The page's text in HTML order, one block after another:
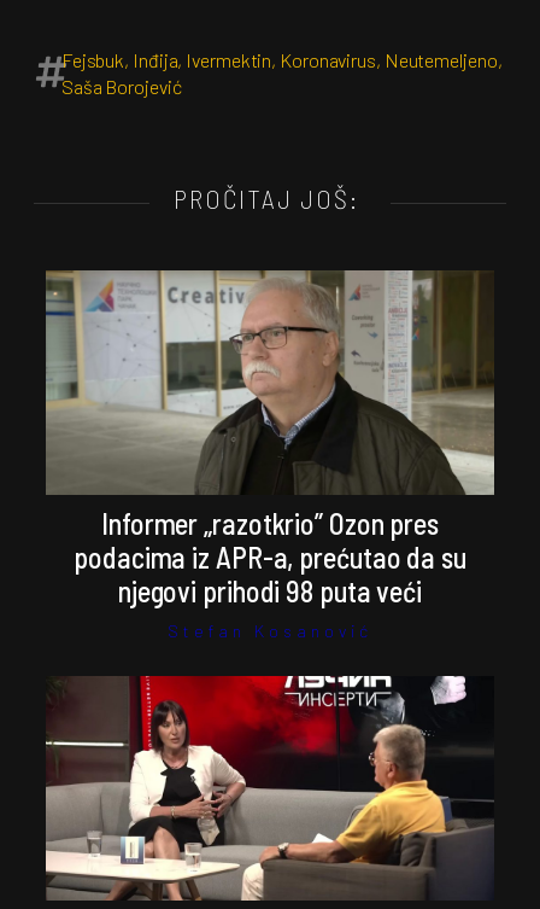
Fejsbuk, Inđija, Ivermektin, Koronavirus, Neutemeljeno,
Saša Borojević
PROČITAJ JOŠ:
Informer „razotkrio” Ozon pres
podacima iz APR-a, prećutao da su
njegovi prihodi 98 puta veći
Stefan Kosanović